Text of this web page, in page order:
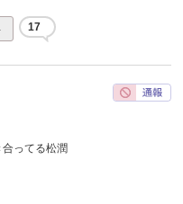
17
ってる松潤